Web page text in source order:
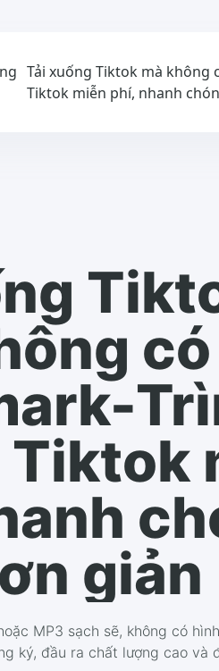
Tải xuống Tiktok mà không
Tiktok miễn phí, nhanh
có
giản
MP3 sạch sẽ, không có
ký, đầu ra chất lượng cao và